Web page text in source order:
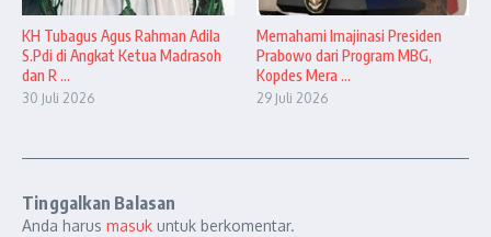
KH Tubagus Agus Rahman Adila
S.Pdi di Angkat Ketua Madrasoh
dan R ...
30 Juli 2026
Memahami Imajinasi Presiden
Prabowo dari Program MBG,
Kopdes Mera ...
29 Juli 2026
Tinggalkan Balasan
Anda harus masuk untuk berkomentar.